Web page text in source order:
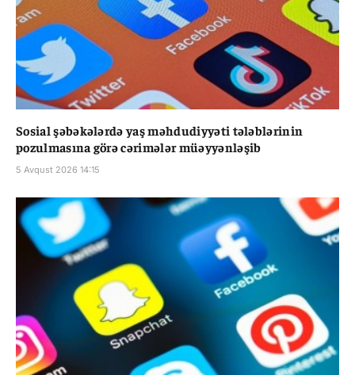
Sosial şəbəkələrdə yaş məhdudiyyəti tələblərinin
pozulmasına görə cərimələr müəyyənləşib
5 Avqust 2026 14:15